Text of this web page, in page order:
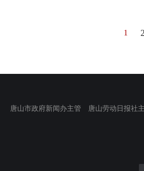
1 2
唐山市政府新闻办主管 唐山劳动日报社